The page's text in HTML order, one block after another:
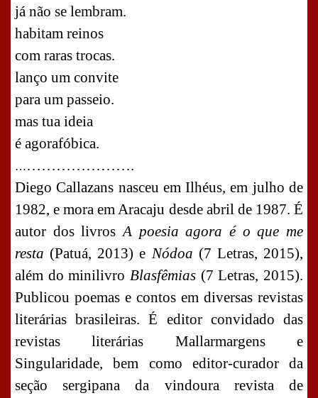
já não se lembram.
habitam reinos
com raras trocas.
lanço um convite
para um passeio.
mas tua ideia
é agorafóbica.
…………………….
Diego Callazans nasceu em Ilhéus, em julho de
1982, e mora em Aracaju desde abril de 1987. É
autor dos livros A poesia agora é o que me
resta (Patuá, 2013) e Nódoa (7 Letras, 2015),
além do minilivro Blasfêmias (7 Letras, 2015).
Publicou poemas e contos em diversas revistas
literárias brasileiras. É editor convidado das
revistas literárias Mallarmargens e
Singularidade,
bem como editor-curador da
seção sergipana da vindoura revista
de